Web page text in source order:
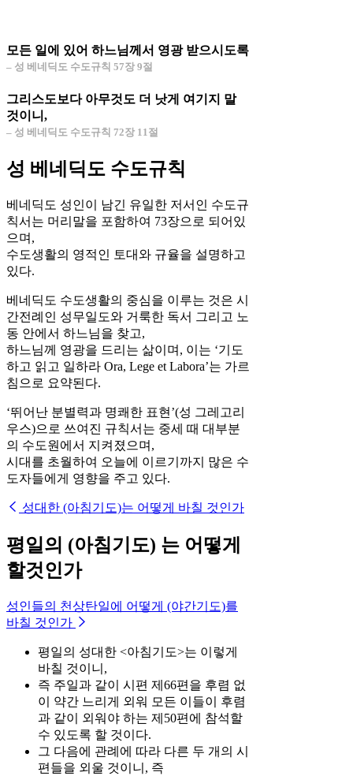
모든 일에 있어 하느님께서 영광 받으시도록
– 성 베네딕도 수도규칙 57장 9절
그리스도보다 아무것도 더 낫게 여기지 말
것이니,
– 성 베네딕도 수도규칙 72장 11절
성 베네딕도 수도규칙
베네딕도 성인이 남긴 유일한 저서인 수도규
칙서는 머리말을 포함하여 73장으로 되어있
으며,
수도생활의 영적인 토대와 규율을 설명하고
있다.
베네딕도 수도생활의 중심을 이루는 것은 시
간전례인 성무일도와 거룩한 독서 그리고 노
동 안에서 하느님을 찾고,
하느님께 영광을 드리는 삶이며, 이는 ‘기도
하고 읽고 일하라 Ora, Lege et Labora’는 가르
침으로 요약된다.
‘뛰어난 분별력과 명쾌한 표현’(성 그레고리
우스)으로 쓰여진 규칙서는 중세 때 대부분
의 수도원에서 지켜졌으며,
시대를 초월하여 오늘에 이르기까지 많은 수
도자들에게 영향을 주고 있다.
성대한 (아침기도)는 어떻게 바칠 것인가
평일의 (아침기도) 는 어떻게
할것인가
성인들의 천상탄일에 어떻게 (야간기도)를
바칠 것인가
평일의 성대한 <아침기도>는 이렇게
바칠 것이니,
즉 주일과 같이 시편 제66편을 후렴 없
이 약간 느리게 외워 모든 이들이 후렴
과 같이 외워야 하는 제50편에 참석할
수 있도록 할 것이다.
그 다음에 관례에 따라 다른 두 개의 시
편들을 외울 것이니, 즉